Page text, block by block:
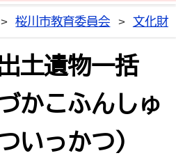
> 桜川市教育委員会 > 文化財
土遺物一括
かこふんしゅ
いっかつ）